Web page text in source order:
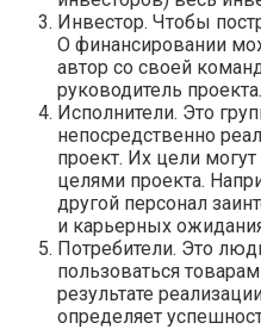
Инвестор. Чтобы
О финансировании
автор со своей
руководитель проекта.
Исполнители. Это
непосредственно
проект. Их цели
целями проекта.
другой персонал
и карьерных
Потребители. Это
пользоваться
результате
определяет